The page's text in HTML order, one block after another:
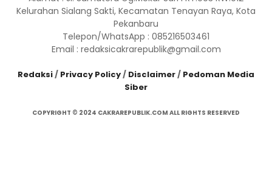
Kelurahan Sialang Sakti, Kecamatan Tenayan Raya, Kota
Pekanbaru
Telepon/WhatsApp : 085216503461
Email : redaksicakrarepublik@gmail.com
Redaksi/ Privacy Policy/ Disclaimer/ Pedoman Media
Siber
COPYRIGHT © 2024 CAKRAREPUBLIK.COM ALL RIGHTS RESERVED